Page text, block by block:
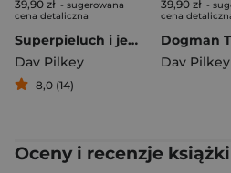
39,90 zł - sugerowana
cena detaliczna
Superpieluch i jego przygody
Dav Pilkey
8,0 (14)
39,90 zł -
cena
Dav Pilkey
Oceny i recenzje książki